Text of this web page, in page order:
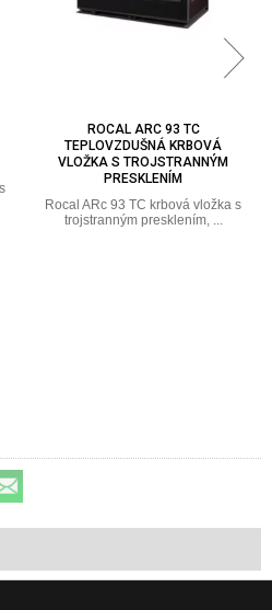
ROCAL G450 TC TEPLOVZDUŠNÁ
EXKLUZÍVNA TROJSTRANNÁ
OCEĽOVÁ KRBOVÁ VLOŽKA
ktorá spĺňa všetky vaše
požiadavky. ...